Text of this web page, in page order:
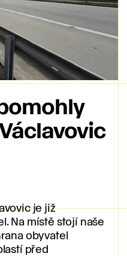
je již
Na místě stojí naše
obyvatel
před